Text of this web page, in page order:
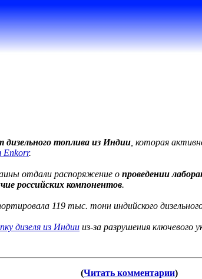
топлива из Индии , которая
Enkorr.
отдали распоряжение о проведении
российских компонентов.
119 тыс. тонн индийского
дизеля из Индии из-за разрушения ключевого
(Читать комментарии)